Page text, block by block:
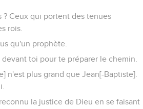
? Ceux qui portent des tenues
rois.
qu'un prophète.
toi pour te préparer le chemin.
n'est plus grand que Jean[-Baptiste].
la justice de Dieu en se faisant